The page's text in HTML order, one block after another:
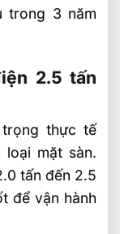
trong 3 năm
2.5 tấn
thực tế
mặt sàn.
tấn đến 2.5
để vận hành